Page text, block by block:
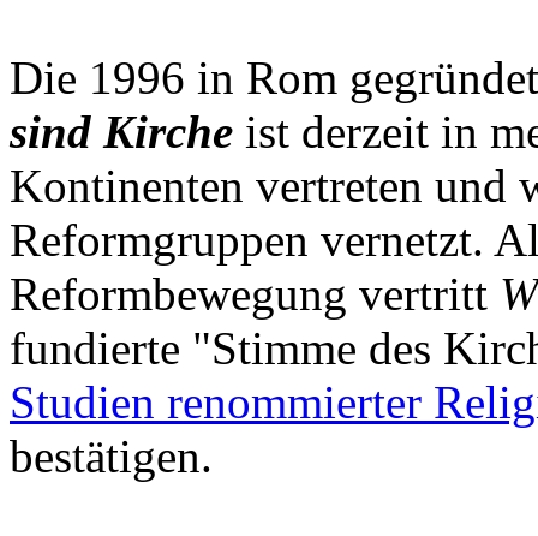
Die 1996 in Rom
sind Kirche ist derzeit in
Kontinenten vertreten und
Reformgruppen vernetzt.
Reformbewegung vertritt
fundierte "Stimme des
Studien renommierter
bestätigen.